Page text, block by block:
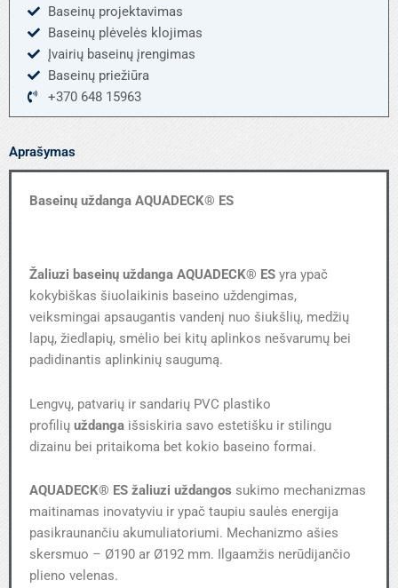
Baseinų projektavimas
Baseinų plėvelės klojimas
Įvairių baseinų įrengimas
Baseinų priežiūra
+370 648 15963
Aprašymas
Baseinų uždanga AQUADECK® ES
Žaliuzi baseinų uždanga AQUADECK® ES yra ypač
kokybiškas šiuolaikinis baseino uždengimas,
veiksmingai apsaugantis vandenį nuo šiukšlių, medžių
lapų, žiedlapių, smėlio bei kitų aplinkos nešvarumų bei
padidinantis aplinkinių saugumą.
Lengvų, patvarių ir sandarių PVC plastiko
profilių uždanga išsiskiria savo estetišku ir stilingu
dizainu bei pritaikoma bet kokio baseino formai.
AQUADECK® ES žaliuzi uždangos sukimo mechanizmas
maitinamas inovatyviu ir ypač taupiu saulės energija
pasikraunančiu akumuliatoriumi. Mechanizmo ašies
skersmuo – Ø190 ar Ø192 mm. Ilgaamžis nerūdijančio
plieno velenas.